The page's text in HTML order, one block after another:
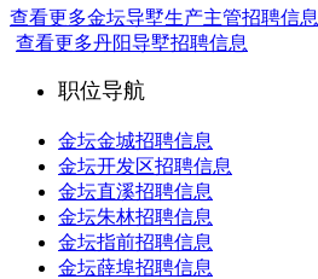
查看更多金坛导墅生产主管招聘信息
查看更多丹阳导墅招聘信息
职位导航
金坛金城招聘信息
金坛开发区招聘信息
金坛直溪招聘信息
金坛朱林招聘信息
金坛指前招聘信息
金坛薛埠招聘信息